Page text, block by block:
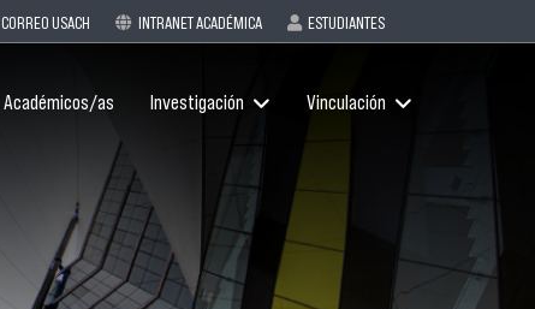
CORREO USACH INTRANET ACADÉMICA ESTUDIANTES
Académicos/as Investigación Vinculación